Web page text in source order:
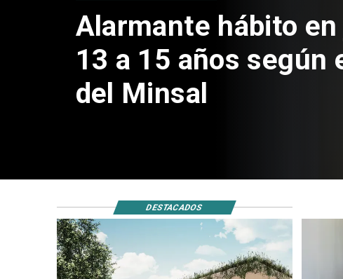
Aprueban creación
Sebastián Piñera
de $4 mil millones
DESTACADOS